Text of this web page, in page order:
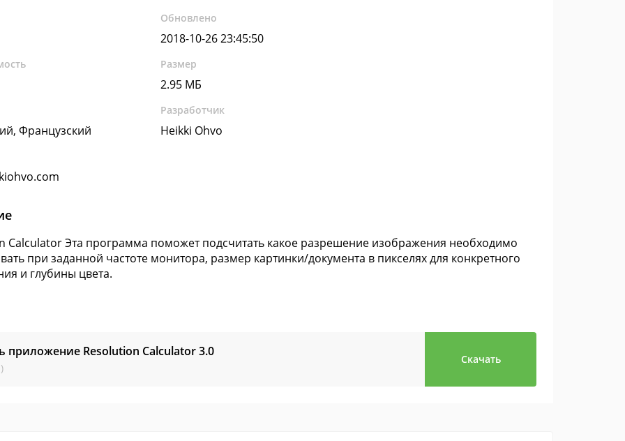
Обновлено
2018-10-26 23:45:50
Размер
2.95 МБ
Французский
Разработчик
Heikki Ohvo
Calculator Эта программа поможет подсчитать какое разрешение изображения необходимо
при заданной частоте монитора, размер картинки/документа в пикселях для конкретного
и глубины цвета.
приложение Resolution Calculator3.0
Скачать